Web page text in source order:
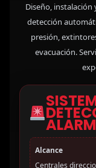
Diseño, instalación
detección
presión,
evacuación.
Alcance
Centrales